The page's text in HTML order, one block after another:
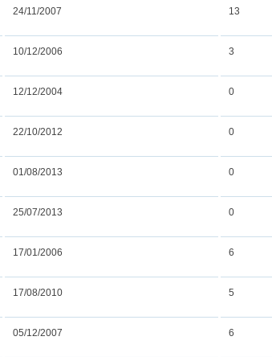
24/11/2007 13
10/12/2006 3
12/12/2004 0
22/10/2012 0
01/08/2013 0
25/07/2013 0
17/01/2006 6
17/08/2010 5
05/12/2007 6